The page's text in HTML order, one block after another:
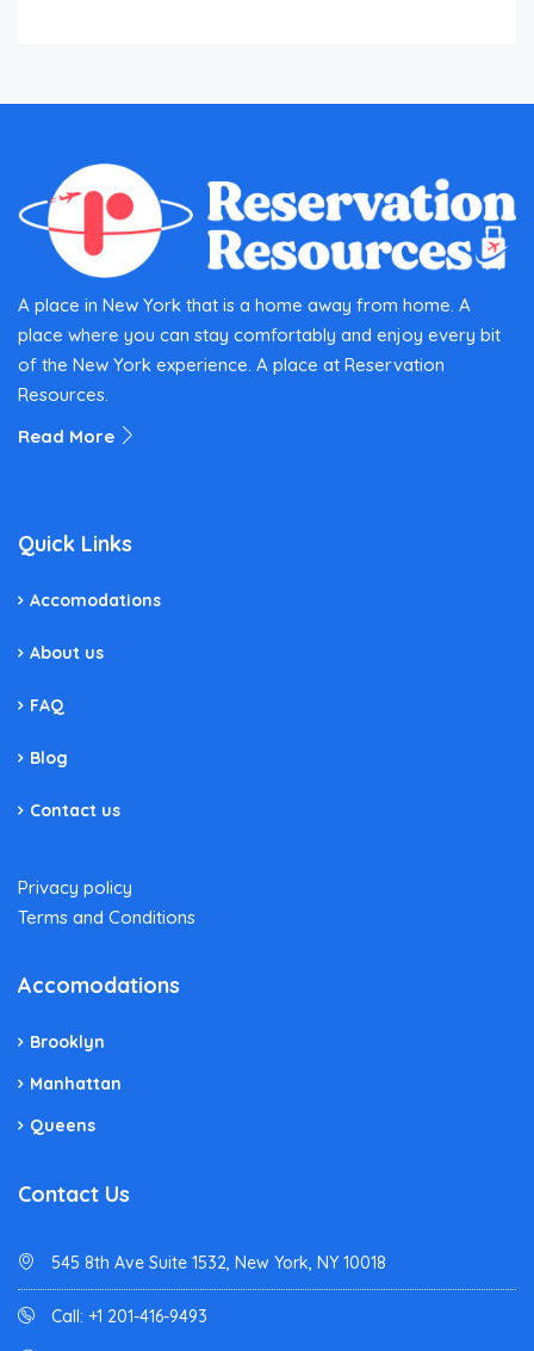
A place in New York that is a home away from home. A
place where you can stay comfortably and enjoy every bit
of the New York experience. A place at Reservation
Resources.
Read More
Quick Links
Accomodations
About us
FAQ
Blog
Contact us
Privacy policy
Terms and Conditions
Accomodations
Brooklyn
Manhattan
Queens
Contact Us
545 8th Ave Suite 1532, New York, NY 10018
Call: +1 201-416-9493